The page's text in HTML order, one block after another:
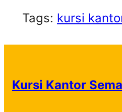
Tags: kursi
Kursi Kantor